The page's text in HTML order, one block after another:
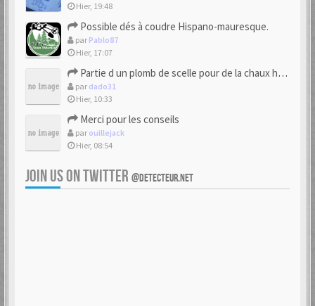
Hier, 19:48
Possible dés à coudre Hispano-mauresque.
par Pablo87
Hier, 17:07
Partie d un plomb de scelle pour de la chaux hydraulique
par dado31
Hier, 10:33
Merci pour les conseils
par ouillejack
Hier, 08:54
JOIN US ON TWITTER @DETECTEUR.NET